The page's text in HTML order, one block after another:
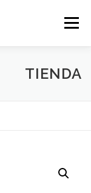
Menú
TIENDA